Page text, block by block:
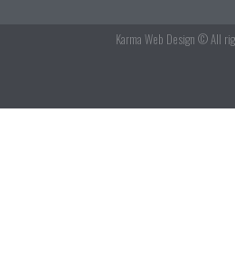
Karma Web Design © All